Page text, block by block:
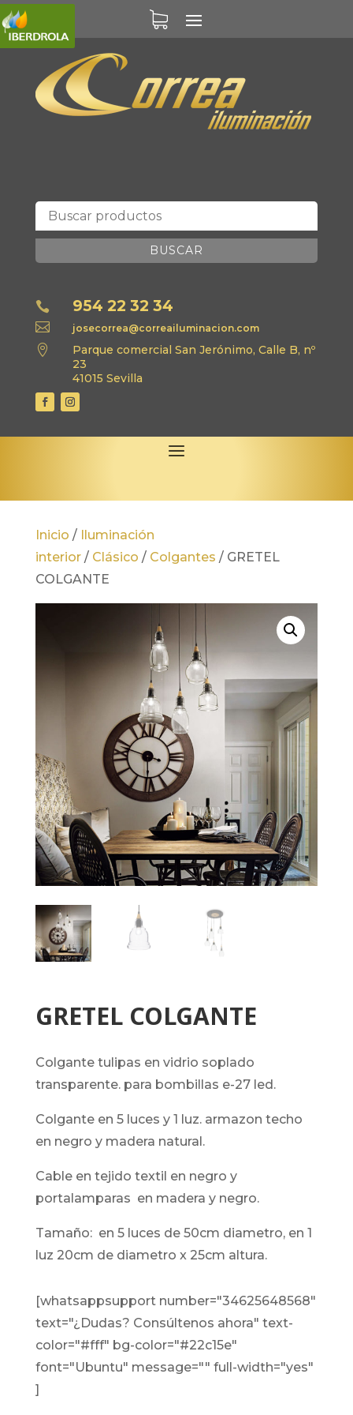
BUSCAR
 954 22 32 34
 josecorrea@correailuminacion.com

Parque comercial San Jerónimo, Calle B, nº
23
41015 Sevilla
Inicio / Iluminación
interior/ Clásico / Colgantes / GRETEL
COLGANTE
GRETEL COLGANTE
colgante tulipas en vidrio soplado
transparente. para bombillas e-27 led.
colgante en 5 luces y 1 luz. armazon techo
en negro y madera natural.
cable en tejido textil en negro y
portalamparas en madera y negro.
tamaño: en 5 luces de 50cm diametro, en 1
luz 20cm de diametro x 25cm altura.
[whatsappsupport number="34625648568"
text="¿Dudas? Consúltenos ahora" text-
color="#fff" bg-color="#22c15e"
font="Ubuntu" message="" full-width="yes"
]